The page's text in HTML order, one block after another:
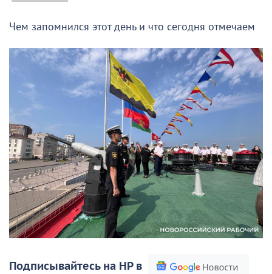
Чем запомнился этот день и что сегодня отмечаем
Подписывайтесь на НР в